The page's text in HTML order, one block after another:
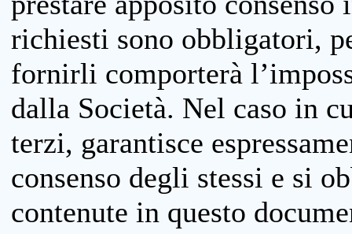
richiesti sono obbligatori,
fornirli comporterà
dalla Società. Nel caso in
terzi, garantisce
consenso degli stessi e si
contenute in questo